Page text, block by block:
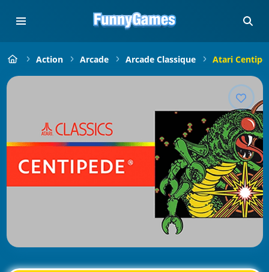
Action Arcade Arcade Classique Atari